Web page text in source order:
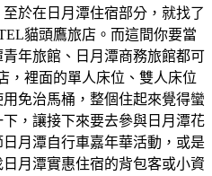
於在日月潭住宿部分，就找了
貓頭鷹旅店。而這間你要當
年旅館、日月潭商務旅館都可
，裡面的單人床位、雙人床位
免治馬桶，整個住起來覺得蠻
，讓接下來要去參與日月潭花
月潭自行車嘉年華活動，或是
月潭實惠住宿的背包客或小資